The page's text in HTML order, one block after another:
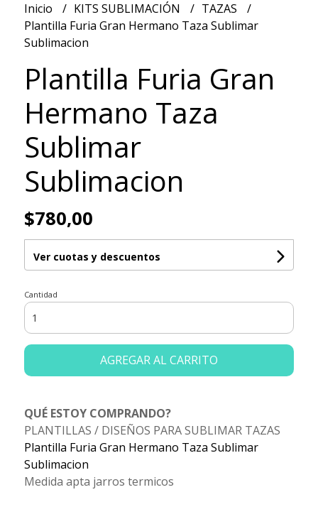
Inicio KITS SUBLIMACIÓN
TAZAS
Plantilla Furia Gran Hermano Taza Sublimar
Sublimacion
Plantilla Furia Gran
Hermano Taza
Sublimar
Sublimacion
$780,00
Ver cuotas y descuentos
Cantidad
AGREGAR AL CARRITO
QUÉ ESTOY COMPRANDO?
PLANTILLAS / DISEÑOS PARA SUBLIMAR TAZAS
Plantilla Furia Gran Hermano Taza Sublimar
Sublimacion
Medida apta jarros termicos